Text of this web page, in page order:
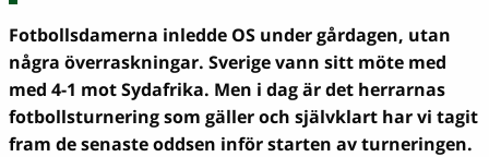
Fotbollsdamerna inledde OS under gårdagen, utan
några överraskningar. Sverige vann sitt möte med
med 4-1 mot Sydafrika. Men i dag är det herrarnas
fotbollsturnering som gäller och självklart har vi tagit
fram de senaste oddsen inför starten av turneringen.